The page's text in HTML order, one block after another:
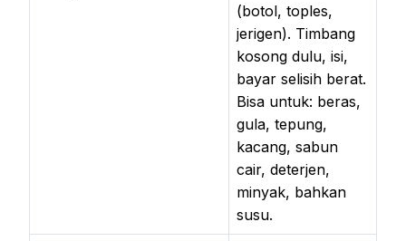
(botol, toples,
jerigen). Timbang
kosong dulu, isi,
bayar selisih berat.
Bisa untuk: beras,
gula, tepung,
kacang, sabun
cair, deterjen,
minyak, bahkan
susu.